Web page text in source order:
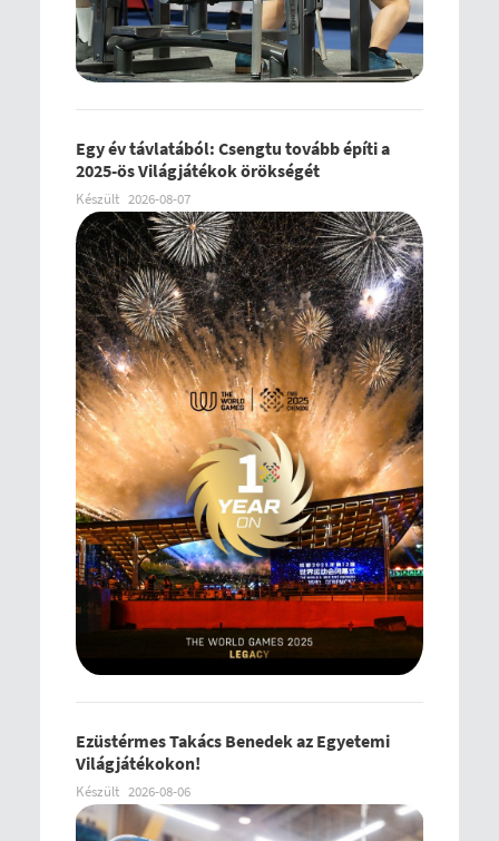
Egy év távlatából: Csengtu tovább építi a
2025-ös Világjátékok örökségét
Készült 2026-08-07
Ezüstérmes Takács Benedek az Egyetemi
Világjátékokon!
Készült 2026-08-06